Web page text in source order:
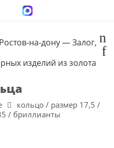
кольцо / размер 17,5 /
/ бриллианты